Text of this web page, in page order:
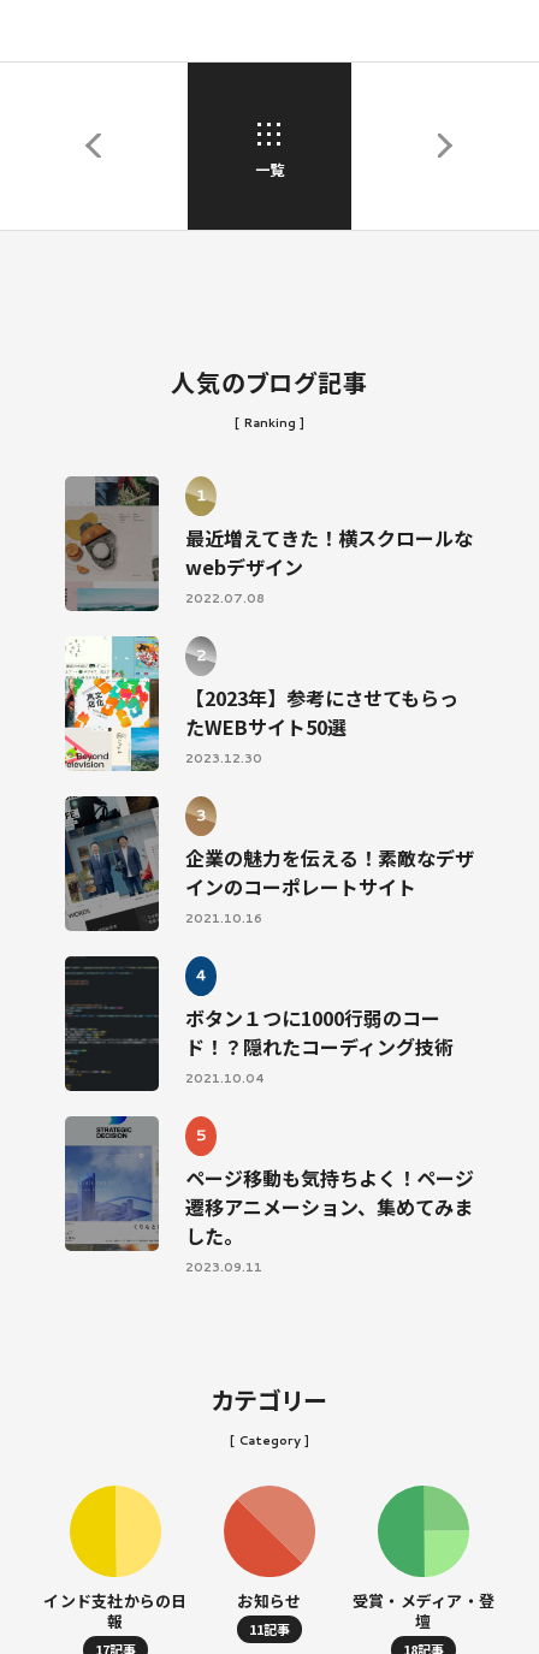
一覧
人気のブログ記事
[ Ranking ]
最近増えてきた！横スクロールな
webデザイン
2022.07.08
【2023年】参考にさせてもらっ
たWEBサイト50選
2023.12.30
企業の魅力を伝える！素敵なデザ
インのコーポレートサイト
2021.10.16
ボタン１つに1000行弱のコー
ド！？隠れたコーディング技術
2021.10.04
ページ移動も気持ちよく！ページ
遷移アニメーション、集めてみま
した。
2023.09.11
カテゴリー
[ Category ]
インド支社からの日
報
17記事
お知らせ
11記事
受賞・メディア・登
壇
18記事